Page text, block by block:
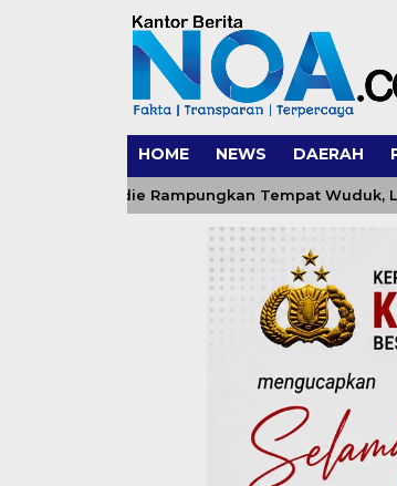
HOME NEWS DAERAH
Pidie Rampungkan Tempat Wuduk, Lengkapi